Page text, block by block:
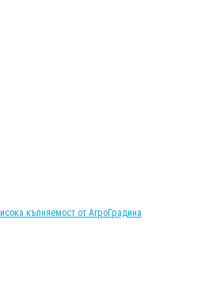
кълняемост от АгроГрадина